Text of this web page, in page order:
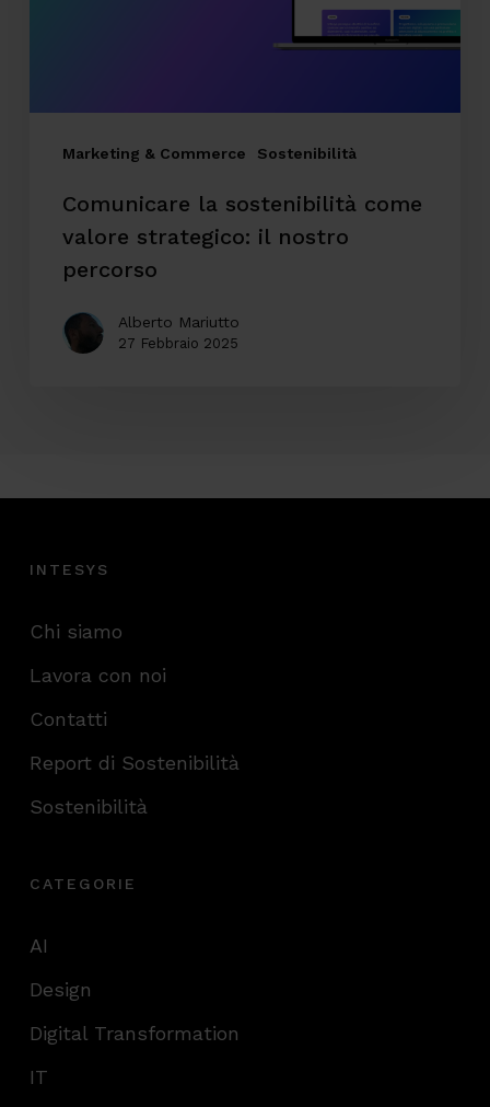
Marketing & Commerce Sostenibilità
percorso
Comunicare la sostenibilità come
valore strategico: il nostro
percorso
Alberto Mariutto
27 Febbraio 2025
INTESYS
Chi siamo
Lavora con noi
Contatti
Report di Sostenibilità
Sostenibilità
CATEGORIE
AI
Design
Digital Transformation
IT